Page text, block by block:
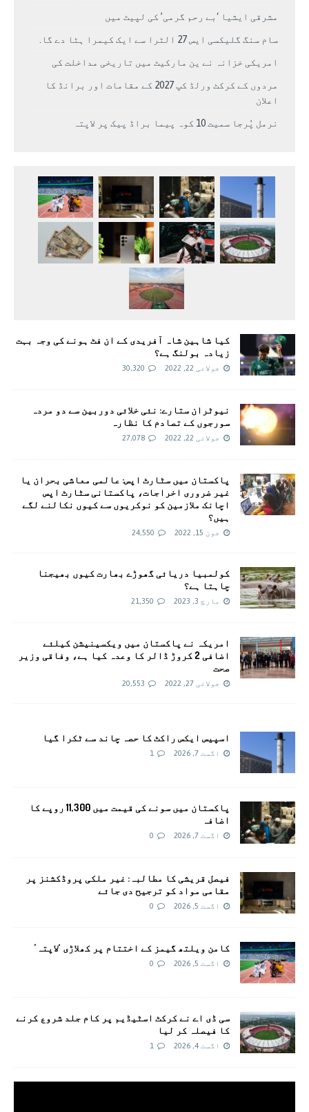
مشرقی ایشیا ‘بے رحم گرمی’ کی لپیٹ میں
سام سنگ گلیکسی ایس 27 الٹرا سے ایک کیمرا ہٹا دے گا.
امریکی خزانہ نے ین مارکیٹ میں تاریخی مداخلت کی
مردوں کے کرکٹ ورلڈ کپ 2027 کے مقامات اور برانڈ کا
اعلان
نرمل پُرجا سمیت 10 کوہ پیما براڈ پیک پر لاپتہ
کیا شاہین شاہ آفریدی کے ان فٹ ہونے کی وجہ بہت
زیادہ بولنگ ہے؟
جولائی 22, 2022 30,320
نیوٹران ستارے: نئی خلائی دوربین سے دو مردہ
سورجوں کے تصادم کا نظارہ
جولائی 22, 2022 27,078
پاکستان میں سٹارٹ اپس: عالمی معاشی بحران یا
غیر ضروری اخراجات، پاکستانی سٹارٹ اپس
اچانک ملازمین کو نوکریوں سے کیوں نکالنے لگے
ہیں؟
جون 15, 2022 24,550
کولمبیا دریائی گھوڑے بھارت کیوں بھیجنا
چاہتا ہے؟
مارچ 3, 2023 21,350
امريکہ نے پاکستان میں ویکسینیشن کیلئے
اضافی 2 کروڑ ڈالر کا وعدہ کیا ہے، وفاقی وزیر
صحت
جولائی 27, 2022 20,553
اسپیس ایکس راکٹ کا حصہ چاند سے ٹکرا گیا
اگست 7, 2026 1
پاکستان میں سونے کی قیمت میں 11,300 روپے کا
اضافہ
اگست 7, 2026 0
فیصل قریشی کا مطالبہ: غیر ملکی پروڈکشنز پر
مقامی مواد کو ترجیح دی جائے
اگست 5, 2026 0
کامن ویلتھ گیمز کے اختتام پر کھلاڑی ‘لاپتہ’
اگست 5, 2026 0
سی ڈی اے نے کرکٹ اسٹیڈیم پر کام جلد شروع کرنے
کا فیصلہ کر لیا
اگست 4, 2026 1